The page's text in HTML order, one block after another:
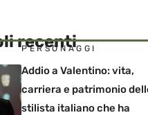
recenti
PERSONAGGI
Addio a Valentino: vita,
carriera e patrimonio
stilista italiano che ha